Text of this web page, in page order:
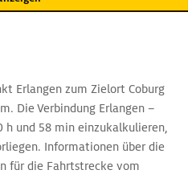
Erlangen zum Zielort Coburg
Die Verbindung Erlangen –
h und 58 min einzukalkulieren,
Informationen über die
für die Fahrtstrecke vom